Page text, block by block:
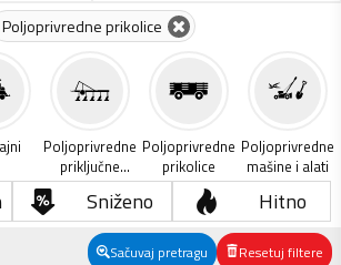
Poljoprivredne prikolice
Poljoprivredne
priključne
mašine
Poljoprivredne
prikolice
Poljoprivredne
mašine i alati
Sniženo Hitno
Sačuvaj pretragu Resetuj filtere